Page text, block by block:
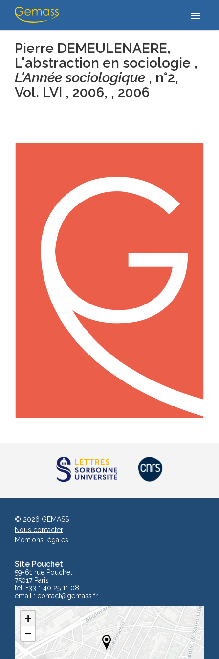
menu
Accueil/Publications
sociologie , L'Année sociologique , n°2, Vol. LVI , 2006, ,…
Pierre DEMEULENAERE,
L'abstraction en sociologie ,
L'Année sociologique , n°2,
Vol. LVI , 2006, , 2006
Site Pouchet
59-61 rue Pouchet
75017 Paris
tél. +33 1 40 25 11 08
email : contact@gemass.fr
+
−
© 2026 GEMASS
Nous contacter
Mentions légales